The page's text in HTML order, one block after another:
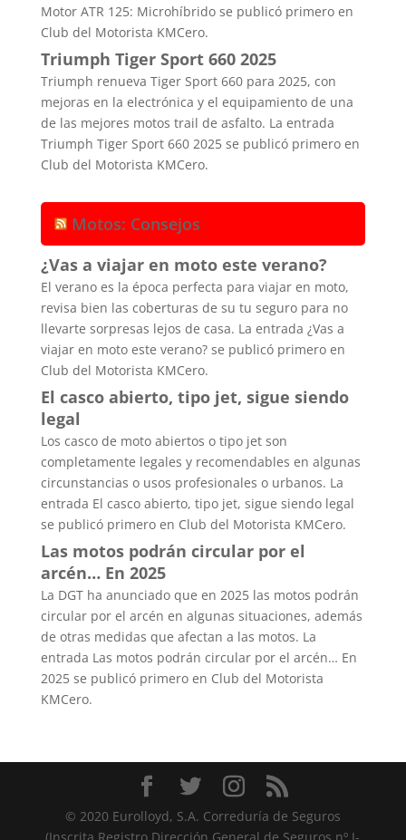
Motor ATR 125: Microhíbrido se publicó primero en
Club del Motorista KMCero.
Triumph Tiger Sport 660 2025
Triumph renueva Tiger Sport 660 para 2025, con
mejoras en la electrónica y el equipamiento de una
de las mejores motos trail de asfalto. La entrada
Triumph Tiger Sport 660 2025 se publicó primero en
Club del Motorista KMCero.
Motos: Consejos
¿Vas a viajar en moto este verano?
El verano es la época perfecta para viajar en moto,
revisa bien las coberturas de su tu seguro para no
llevarte sorpresas lejos de casa. La entrada ¿Vas a
viajar en moto este verano? se publicó primero en
Club del Motorista KMCero.
El casco abierto, tipo jet, sigue siendo
legal
Los casco de moto abiertos o tipo jet son
completamente legales y recomendables en algunas
circunstancias o usos profesionales o urbanos. La
entrada El casco abierto, tipo jet, sigue siendo legal
se publicó primero en Club del Motorista KMCero.
Las motos podrán circular por el
arcén… En 2025
La DGT ha anunciado que en 2025 las motos podrán
circular por el arcén en algunas situaciones, además
de otras medidas que afectan a las motos. La
entrada Las motos podrán circular por el arcén… En
2025 se publicó primero en Club del Motorista
KMCero.
© 2020 Eurolloyd, S.A. Correduría de Seguros
(Inscrita Registro Dirección General de Seguros nº J-